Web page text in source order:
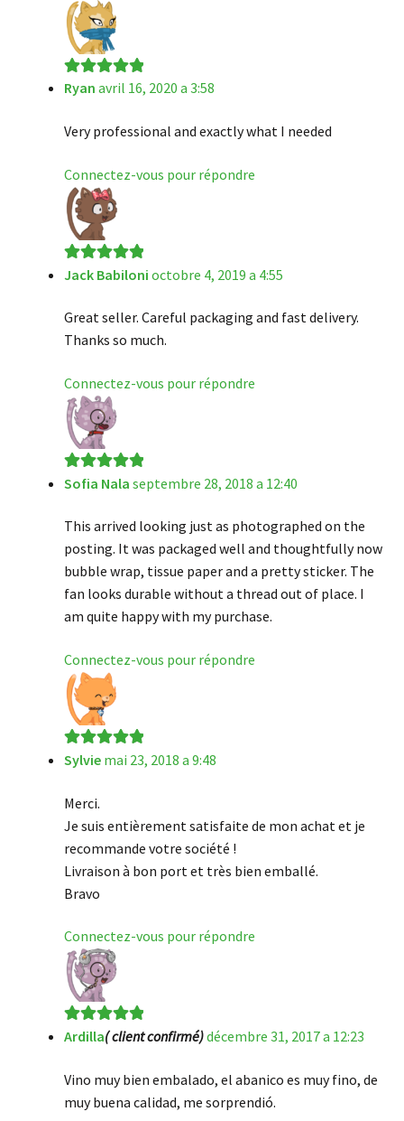
Note 5sur 5
Ryan avril 16, 2020 a 3:58
Very professional and exactly what I needed
Connectez-vous pour répondre
Note 5sur 5
Jack Babiloni octobre 4, 2019 a 4:55
Great seller. Careful packaging and fast delivery.
Thanks so much.
Connectez-vous pour répondre
Note5sur 5
Sofia Nala septembre 28, 2018 a 12:40
This arrived looking just as photographed on the
posting. It was packaged well and thoughtfully now
bubble wrap, tissue paper and a pretty sticker. The
fan looks durable without a thread out of place. I
am quite happy with my purchase.
Connectez-vous pour répondre
Note5 sur 5
Sylvie mai 23, 2018 a 9:48
Merci.
Je suis entièrement satisfaite de mon achat et je
recommande votre société !
Livraison à bon port et très bien emballé.
Bravo
Connectez-vous pour répondre
Note5sur 5
Ardilla( client confirmé)décembre 31, 2017 a 12:23
Vino muy bien embalado, el abanico es muy fino, de
muy buena calidad, me sorprendió.